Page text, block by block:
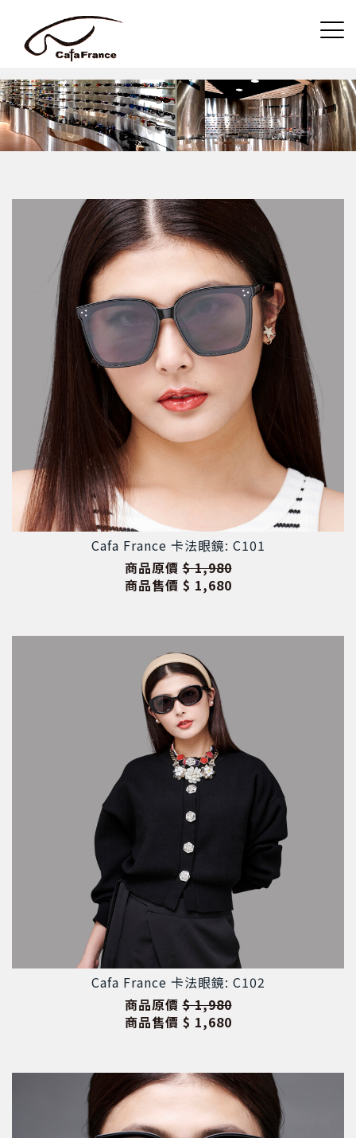
Cafa France 卡法眼鏡: C101
商品原價 $ 1,980
商品售價 $ 1,680
Cafa France 卡法眼鏡: C102
商品原價 $ 1,980
商品售價 $ 1,680